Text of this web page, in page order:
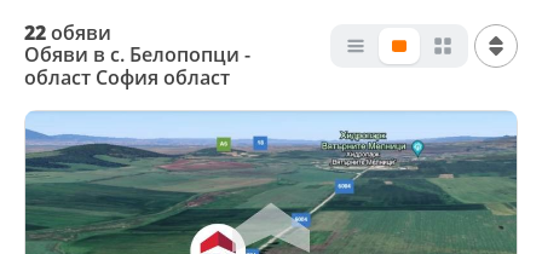
22обяви
Обяви в с. Белопопци -
област София област